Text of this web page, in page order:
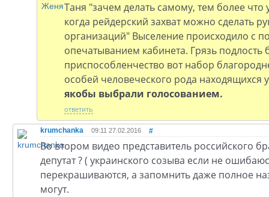
Таня "зачем делать самому, тем более что
когда рейдерский захват можно сделать
организаций" Выселение происходило с
опечатыванием кабинета. Грязь подлость
приспособленчество вот набор
особей человеческого рода находящихся
якобы выбрали голосованием.
ответить
krumchanka 09:11 27.02.2016 #
Во втором видео представитель российского
депутат ? ( украинского созыва если не
перекрашиваются, а запомнить даже полное
могут.